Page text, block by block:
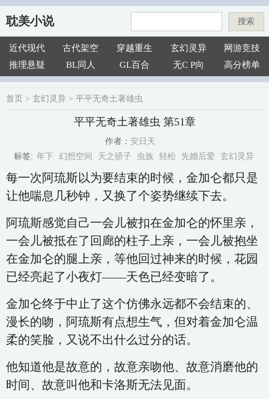
耽美小说 搜索
近代现代 古代架空 穿越重生 玄幻灵异
网游竞技
推理悬疑
BL同人 GL百合 无C P向 高分榜单
首页 > 玄幻灵异 > 平平无奇土著雄虫
平平无奇土著雄虫 第51章
作者： 安日天
标签: 年下 幻想空间 天之骄子 虫族 轻松 先婚后爱 玄幻灵异
每一次阿琉斯以为要结束的时候，金加仑都只是
让他喘息几秒钟，又换了个姿势继续下去。
阿琉斯感觉自己一会儿被扣在金加仑的怀里亲，
一会儿被抵在了回廊的柱子上亲，一会儿被抱坐
在金加仑的腿上亲，等他回过神来的时候，花园
已经亮起了小夜灯——天色已经变暗了。
金加仑终于中止了这个仿佛永远都不会结束的、
漫长的吻，阿琉斯有点想生气，但对着金加仑温
柔的笑脸，又说不出什么过分的话。
他知道他是故意的，故意亲吻他、故意消磨他的
时间、故意叫他和卡洛斯无法见面。